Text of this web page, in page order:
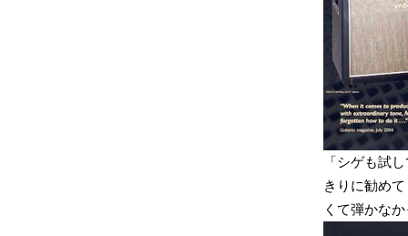
「シゲも試
きりに勧め
くて弾かな